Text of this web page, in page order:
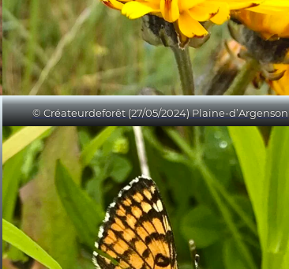
© Créateurdeforêt (27/05/2024) Plaine-d’Argenson